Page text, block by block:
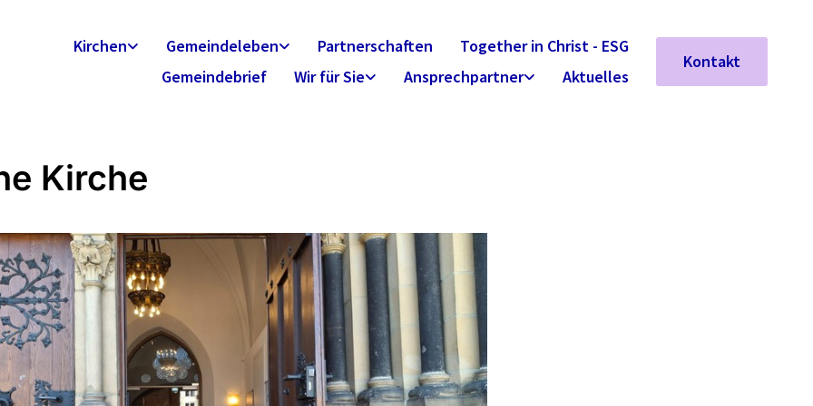
Kirchen Gemeindeleben Partnerschaften
Together in Christ - ESG
Gemeindebrief
Wir für Sie Ansprechpartner Aktuelles
Kontakt
Kirche